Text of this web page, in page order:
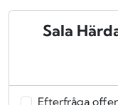
Sala
Efterfråga